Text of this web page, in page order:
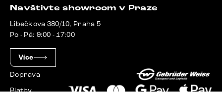
Navštivte showroom v Praze
Libečkova 380/10, Praha 5
Po - Pá: 9:00 - 17:00
Více
Doprava
Platby